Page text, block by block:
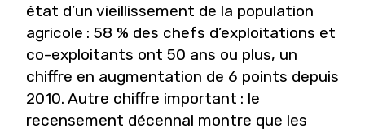
état d’un vieillissement de la population
agricole : 58 % des chefs d’exploitations et
co-exploitants ont 50 ans ou plus, un
chiffre en augmentation de 6 points depuis
2010. Autre chiffre important : le
recensement décennal montre que les